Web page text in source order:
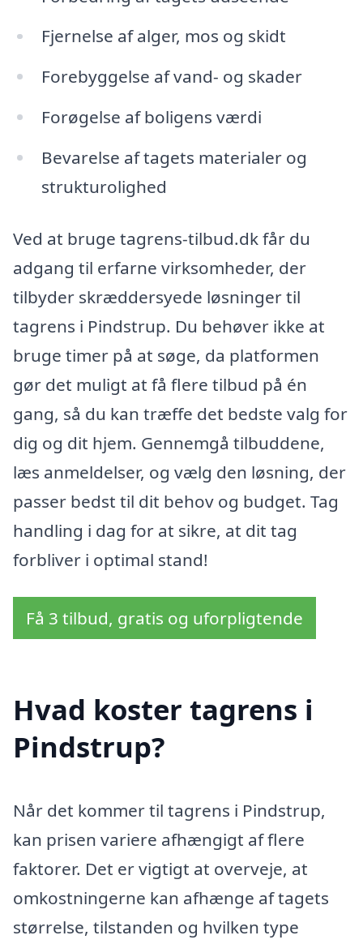
Fjernelse af alger, mos og skidt
Forebyggelse af vand- og skader
Forøgelse af boligens værdi
Bevarelse af tagets materialer og
strukturolighed
Ved at bruge tagrens-tilbud.dk får du
adgang til erfarne virksomheder, der
tilbyder skræddersyede løsninger til
tagrens i Pindstrup. Du behøver ikke at
bruge timer på at søge, da platformen
gør det muligt at få flere tilbud på én
gang, så du kan træffe det bedste valg for
dig og dit hjem. Gennemgå tilbuddene,
læs anmeldelser, og vælg den løsning, der
passer bedst til dit behov og budget. Tag
handling i dag for at sikre, at dit tag
forbliver i optimal stand!
Få 3 tilbud, gratis og uforpligtende
Hvad koster tagrens i
Pindstrup?
Når det kommer til tagrens i Pindstrup,
kan prisen variere afhængigt af flere
faktorer. Det er vigtigt at overveje, at
omkostningerne kan afhænge af tagets
størrelse, tilstanden og hvilken type